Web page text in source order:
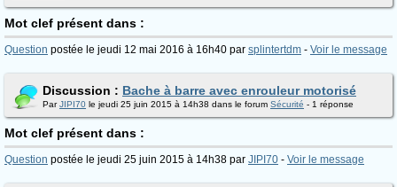
Mot clef présent dans :
Question postée le jeudi 12 mai 2016 à 16h40 par splintertdm - Voir le message
Discussion : Bache à barre avec enrouleur motorisé
ParJIPI70 le jeudi 25 juin 2015 à 14h38 dans le forum Sécurité - 1 réponse
Mot clef présent dans :
Question postée le jeudi 25 juin 2015 à 14h38 par JIPI70 - Voir le message